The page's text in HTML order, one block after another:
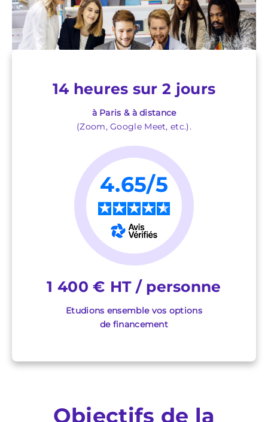
14 heures sur 2 jours
à Paris & à distance
(Zoom, Google Meet, etc.).
4.65/5
★★★★★
1 400 € HT / personne
Etudions ensemble vos options
de financement
Objectifs de la